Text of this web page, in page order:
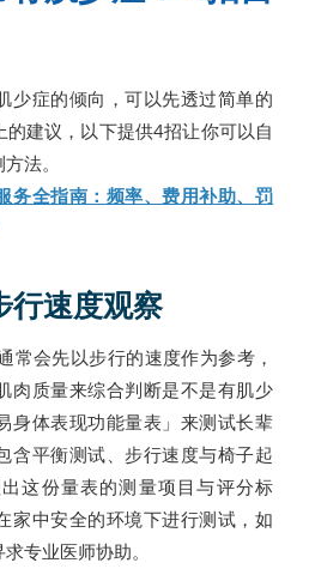
少症的倾向，可以先透过简单的
建议，以下提供4招让你可以自
法。
务全指南：频率、费用补助、罚
行速度观察
常会先以步行的速度作为参考，
肉质量来综合判断是不是有肌少
身体表现功能量表」来测试长辈
含平衡测试、步行速度与椅子起
这份量表的测量项目与评分标
家中安全的环境下进行测试，如
专业医师协助。